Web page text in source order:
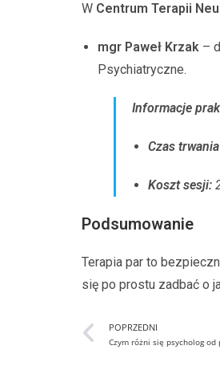
W Centrum Terapii
mgr Paweł Krzak –
Psychiatryczne.
Informacje
Czas
Koszt sesji:
Podsumowanie
Terapia par to
się po prostu zadbać o
POPRZEDNI
Czym różni się psycholog od